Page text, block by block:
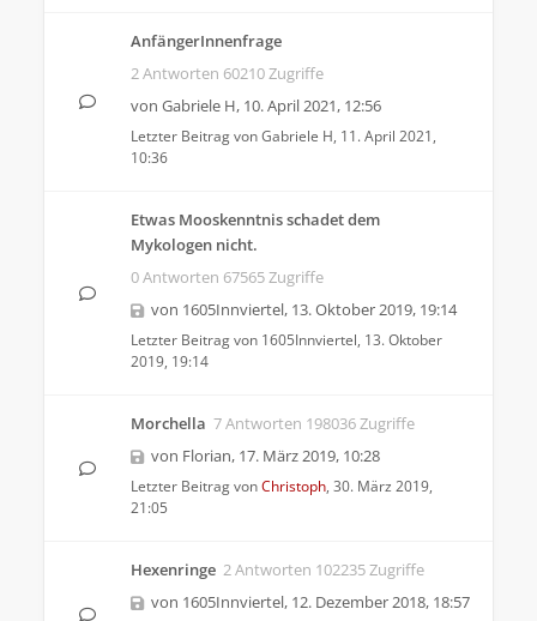
AnfängerInnenfrage
2 Antworten 60210 Zugriffe
von Gabriele H, 10. April 2021, 12:56
Letzter Beitrag vonGabriele H, 11. April 2021,
10:36
Etwas Mooskenntnis schadet dem
Mykologen nicht.
0 Antworten 67565 Zugriffe
von 1605Innviertel, 13. Oktober 2019, 19:14
Letzter Beitrag von 1605Innviertel, 13. Oktober
2019, 19:14
Morchella 7 Antworten 198036 Zugriffe
von Florian, 17. März 2019, 10:28
Letzter Beitrag vonChristoph, 30. März 2019,
21:05
Hexenringe 2 Antworten 102235 Zugriffe
von 1605Innviertel, 12. Dezember 2018, 18:57